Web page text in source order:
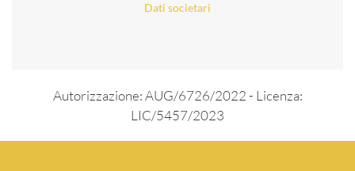
Dati societari
Autorizzazione: AUG/6726/2022 - Licenza:
LIC/5457/2023